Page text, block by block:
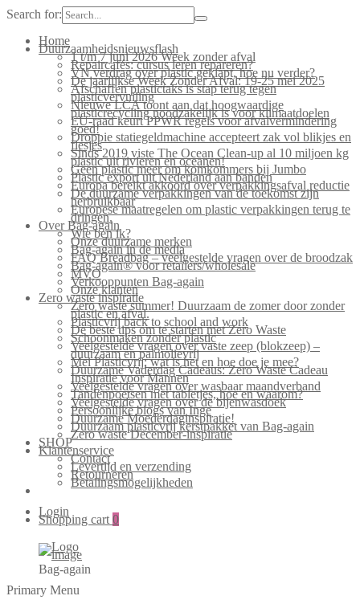
Search for:
Home
Duurzaamheidsnieuwsflash
1 t/m 7 juni 2026 Week zonder afval
Repaircafés: cursus leren repareren?
VN verdrag over plastic geklapt, hoe nu verder?
De jaarlijkse Week Zonder Afval: 19-25 mei 2025
Afschaffen plastictaks is stap terug tegen
plasticvervuiling
Nieuwe LCA toont aan dat hoogwaardige
plasticrecycling noodzakelijk is voor klimaatdoelen
EU-raad keurt PPWR regels voor afvalvermindering
goed!
Droppie statiegeldmachine accepteert zak vol blikjes en
flesjes
Sinds 2019 viste The Ocean Clean-up al 10 miljoen kg
plastic uit rivieren en oceanen!
Geen plastic meer om komkommers bij Jumbo
Plastic export uit Nederland aan banden
Europa bereikt akkoord over verpakkingsafval reductie
De duurzame verpakkingen van de toekomst zijn
herbruikbaar
Europese maatregelen om plastic verpakkingen terug te
dringen.
Over Bag-again
Wie ben ik?
Onze duurzame merken
Bag-again in de media
FAQ Breadbag – veelgestelde vragen over de broodzak
Bag-again® voor retailers/wholesale
MVO
Verkooppunten Bag-again
Onze klanten
Zero waste inspiratie
Zero waste summer! Duurzaam de zomer door zonder
plastic en afval.
Plasticvrij back to school and work
De beste tips om te starten met Zero Waste
Schoonmaken zonder plastic
Veelgestelde vragen over vaste zeep (blokzeep) –
duurzaam en palmolievrij
Mei Plasticvrij: wat is het en hoe doe je mee?
Duurzame Vaderdag Cadeaus: Zero Waste Cadeau
Inspiratie voor Mannen
Veelgestelde vragen over wasbaar maandverband
Tandenpoetsen met tabletjes, hoe en waarom?
Veelgestelde vragen over de bijenwasdoek
Persoonlijke blogs van Inge
Duurzame Moederdaginspiratie!
Duurzaam plasticvrij kerstpakket van Bag-again
Zero waste December-inspiratie
SHOP
Klantenservice
Contact
Levertijd en verzending
Retourneren
Betalingsmogelijkheden
Login
Shopping cart 0
Bag-again
Primary Menu